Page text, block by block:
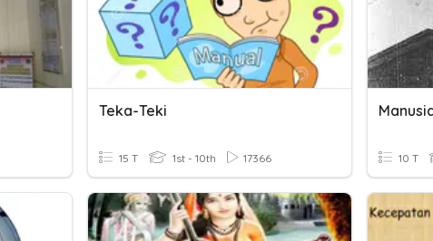
Teka-Teki
15 T 1st - 10th 17366 10 T